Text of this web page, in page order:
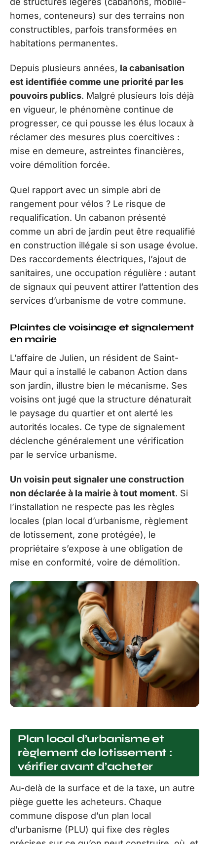
homes, conteneurs) sur des terrains non
constructibles, parfois transformées en
habitations permanentes.
Depuis plusieurs années, la cabanisation
est identifiée comme une priorité par les
pouvoirs publics. Malgré plusieurs lois déjà
en vigueur, le phénomène continue de
progresser, ce qui pousse les élus locaux à
réclamer des mesures plus coercitives :
mise en demeure, astreintes financières,
voire démolition forcée.
Quel rapport avec un simple abri de
rangement pour vélos ? Le risque de
requalification. Un cabanon présenté
comme un abri de jardin peut être requalifié
en construction illégale si son usage évolue.
Des raccordements électriques, l’ajout de
sanitaires, une occupation régulière : autant
de signaux qui peuvent attirer l’attention des
services d’urbanisme de votre commune.
Plaintes de voisinage et signalement
en mairie
L’affaire de Julien, un résident de Saint-
Maur qui a installé le cabanon Action dans
son jardin, illustre bien le mécanisme. Ses
voisins ont jugé que la structure dénaturait
le paysage du quartier et ont alerté les
autorités locales. Ce type de signalement
déclenche généralement une vérification
par le service urbanisme.
Un voisin peut signaler une construction
non déclarée à la mairie à tout moment. Si
l’installation ne respecte pas les règles
locales (plan local d’urbanisme, règlement
de lotissement, zone protégée), le
propriétaire s’expose à une obligation de
mise en conformité, voire de démolition.
Plan local d’urbanisme et
règlement de lotissement :
vérifier avant d’acheter
Au-delà de la surface et de la taxe, un autre
piège guette les acheteurs. Chaque
commune dispose d’un plan local
d’urbanisme (PLU) qui fixe des règles